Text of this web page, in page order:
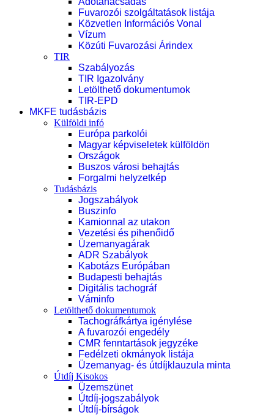
Fuvarozói szolgáltatások listája
Közvetlen Információs Vonal
Vízum
Közúti Fuvarozási Árindex
TIR
Szabályozás
TIR Igazolvány
Letölthető dokumentumok
TIR-EPD
MKFE tudásbázis
Külföldi infó
Európa parkolói
Magyar képviseletek külföldön
Országok
Buszos városi behajtás
Forgalmi helyzetkép
Tudásbázis
Jogszabályok
Buszinfo
Kamionnal az utakon
Vezetési és pihenőidő
Üzemanyagárak
ADR Szabályok
Kabotázs Európában
Budapesti behajtás
Digitális tachográf
Váminfo
Letölthető dokumentumok
Tachográfkártya igénylése
A fuvarozói engedély
CMR fenntartások jegyzéke
Fedélzeti okmányok listája
Üzemanyag- és útdíjklauzula minta
Útdíj Kisokos
Üzemszünet
Útdíj-jogszabályok
Útdíj-bírságok